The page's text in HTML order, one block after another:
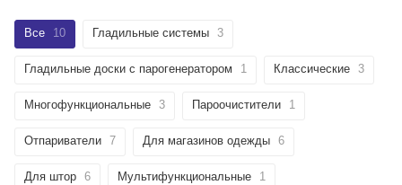
Все 10 Гладильные системы 3
Гладильные доски с парогенератором 1 Классические 3
Многофункциональные 3 Пароочистители 1
Отпариватели 7 Для магазинов одежды 6
Для штор 6 Мультифункциональные 1